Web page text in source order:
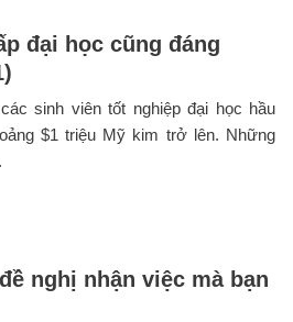
đại học cũng đáng
sinh viên tốt nghiệp đại học hầu
$1 triệu Mỹ kim trở lên. Những
nghị nhận việc mà bạn